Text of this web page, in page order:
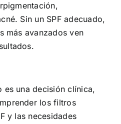
Sin un SPF adecuado,
más avanzados ven
es una decisión clínica,
los filtros
y las necesidades